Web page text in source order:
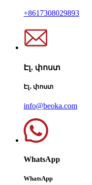
+8617308029893
Էլ․ փոստ
Էլ․ փոստ
info@beoka.com
WhatsApp
WhatsApp